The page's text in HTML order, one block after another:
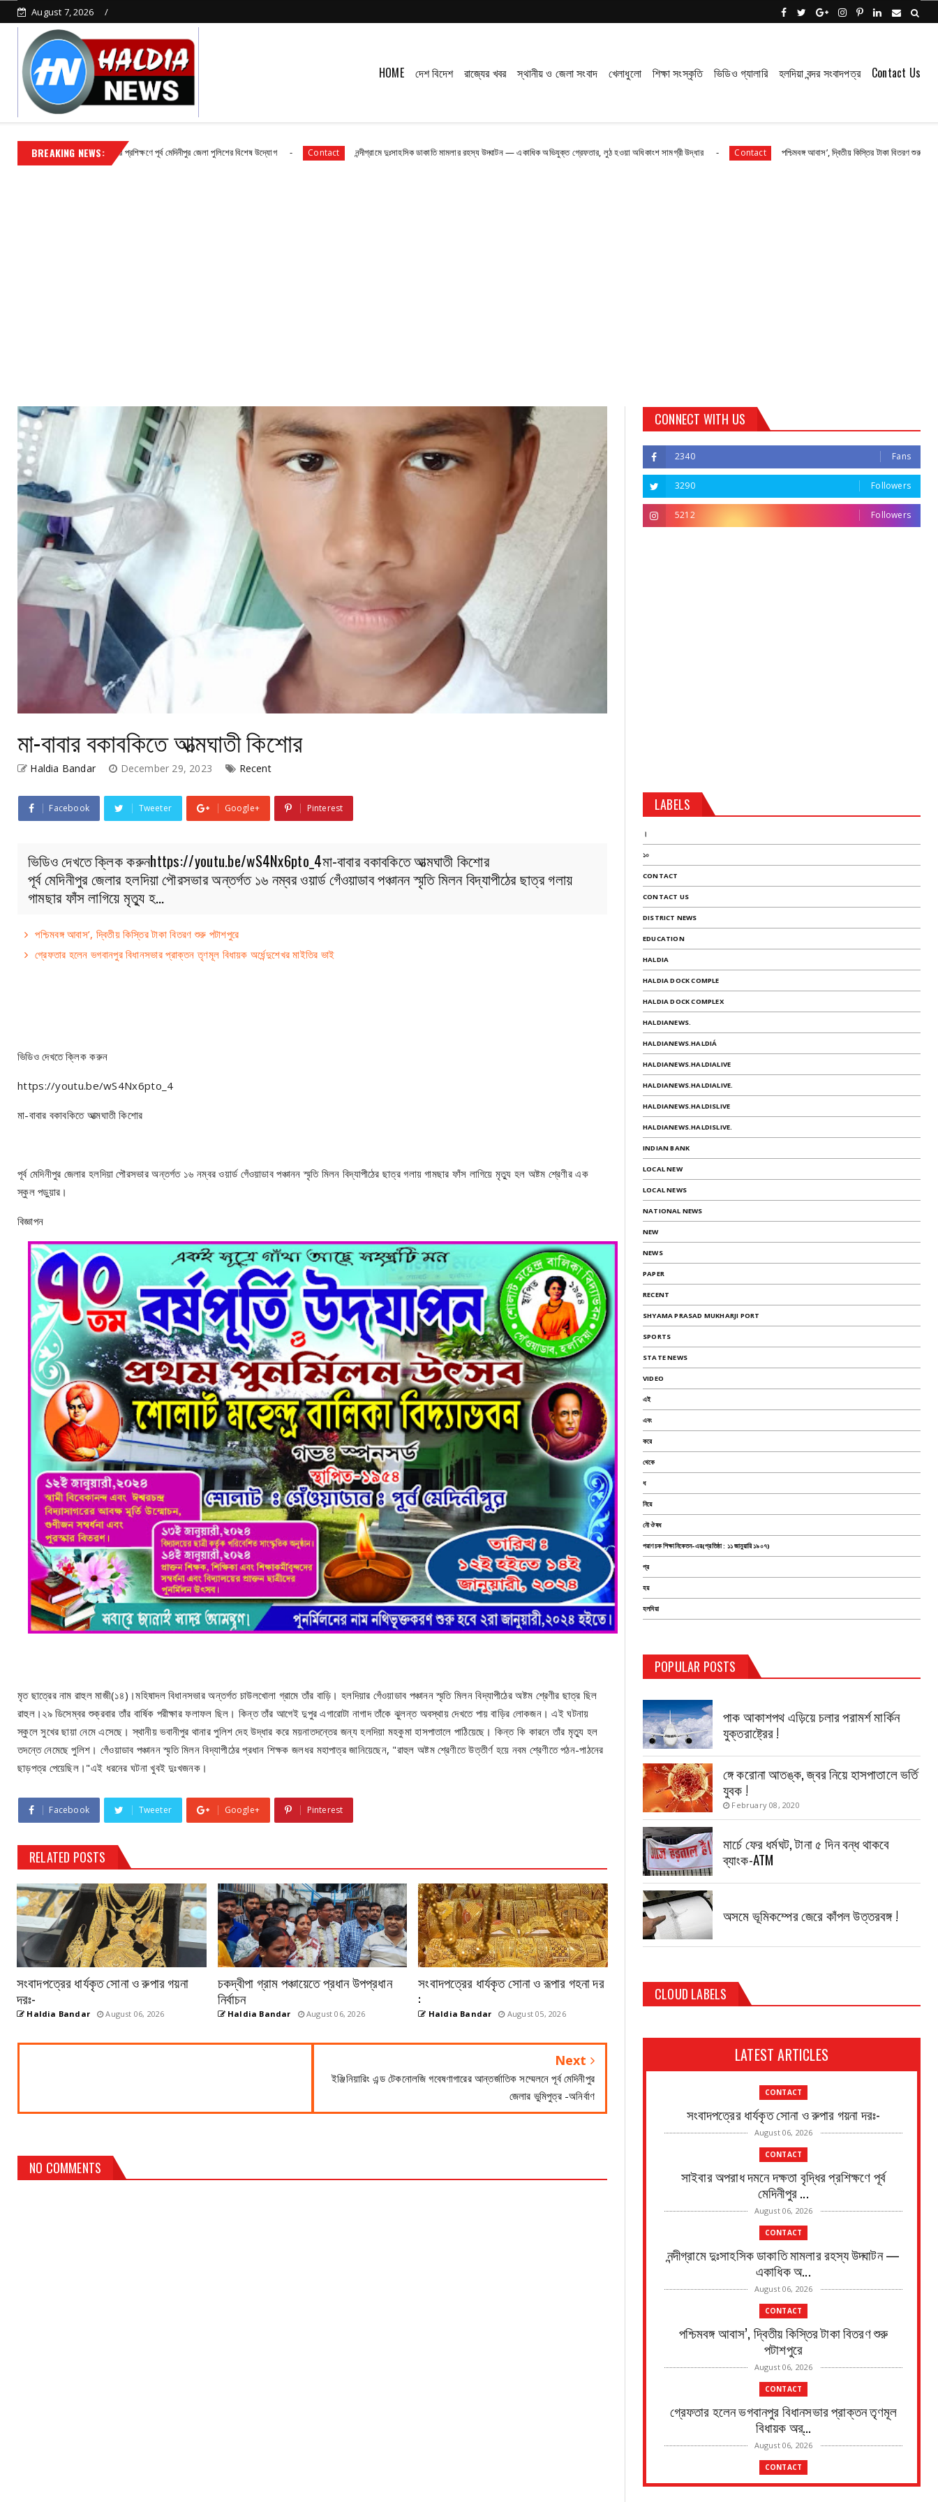
August 7, 2026
HOME দেশ বিদেশ রাজ্যের খবর স্থানীয় ও জেলা সংবাদ খেলাধুলো শিক্ষা সংস্কৃতি ভিডিও গ্যালারি হলদিয়া বন্দর সংবাদপত্র Contact Us
BREAKING NEWS:
দমনে দক্ষতা বৃদ্ধির প্রশিক্ষণে পূর্ব মেদিনীপুর জেলা পুলিশের বিশেষ উদ্যোগ Contact নন্দীগ্রামে দুঃসাহসিক ডাকাতি মামলার রহস্য উদ্ঘাটন — একাধিক অভিযুক্ত গ্রেফতার, লুঠ হওয়া অধিকাংশ সামগ্রী উদ্ধার Contact পশ্চিমবঙ্গ আবাস’, দ্বিতীয় কিস্তির টাকা বিতরণ শুরু পটাশপুরে
মা-বাবার বকাবকিতে আত্মঘাতী কিশোর
Haldia Bandar December 29, 2023 Recent
Facebook Tweeter Google+ Pinterest
ভিডিও দেখতে ক্লিক করুনhttps://youtu.be/wS4Nx6pto_4মা-বাবার বকাবকিতে আত্মঘাতী কিশোর
পূর্ব মেদিনীপুর জেলার হলদিয়া পৌরসভার অন্তর্গত ১৬ নম্বর ওয়ার্ড গেঁওয়াডাব পঞ্চানন স্মৃতি মিলন বিদ্যাপীঠের ছাত্র গলায়
গামছার ফাঁস লাগিয়ে মৃত্যু হ…
পশ্চিমবঙ্গ আবাস’, দ্বিতীয় কিস্তির টাকা বিতরণ শুরু পটাশপুরে
গ্রেফতার হলেন ভগবানপুর বিধানসভার প্রাক্তন তৃণমূল বিধায়ক অর্ধেন্দুশেখর মাইতির ভাই
ভিডিও দেখতে ক্লিক করুন
https://youtu.be/wS4Nx6pto_4
মা-বাবার বকাবকিতে আত্মঘাতী কিশোর
পূর্ব মেদিনীপুর জেলার হলদিয়া পৌরসভার অন্তর্গত ১৬ নম্বর ওয়ার্ড গেঁওয়াডাব পঞ্চানন স্মৃতি মিলন বিদ্যাপীঠের ছাত্র গলায় গামছার ফাঁস লাগিয়ে মৃত্যু হল অষ্টম শ্রেণীর এক
স্কুল পড়ুয়ার।
বিজ্ঞাপন
মৃত ছাত্রের নাম রাহুল মাজী(১৪)।মহিষাদল বিধানসভার অন্তর্গত চাউলখোলা গ্রামে তাঁর বাড়ি। হলদিয়ার গেঁওয়াডাব পঞ্চানন স্মৃতি মিলন বিদ্যাপীঠের অষ্টম শ্রেণীর ছাত্র ছিল
রাহুল।২৯ ডিসেম্বর শুক্রবার তাঁর বার্ষিক পরীক্ষার ফলাফল ছিল। কিন্ত তাঁর আগেই দুপুর এগারোটা নাগাদ তাঁকে ঝুলন্ত অবস্থায় দেখতে পায় বাড়ির লোকজন। এই ঘটনায়
স্কুলে সুখের ছায়া নেমে এসেছে। স্থানীয় ভবানীপুর থানার পুলিশ দেহ উদ্ধার করে ময়নাতদন্তের জন্য হলদিয়া মহকুমা হাসপাতালে পাঠিয়েছে। কিন্ত কি কারনে তাঁর মৃত্যু হল
তদন্তে নেমেছে পুলিশ। গেঁওয়াডাব পঞ্চানন স্মৃতি মিলন বিদ্যাপীঠের প্রধান শিক্ষক জলধর মহাপাত্র জানিয়েছেন, "রাহুল অষ্টম শ্রেণীতে উত্তীর্ণ হয়ে নবম শ্রেণীতে পঠন-পাঠনের
ছাড়পত্র পেয়েছিল।"এই ধরনের ঘটনা খুবই দুঃখজনক।
Facebook Tweeter Google+ Pinterest
RELATED POSTS
সংবাদপত্রের ধার্যকৃত সোনা ও রুপার গয়না
দরঃ-
Haldia Bandar August 06, 2026
চকদ্বীপা গ্রাম পঞ্চায়েতে প্রধান উপপ্রধান
নির্বাচন
Haldia Bandar August 06, 2026
সংবাদপত্রের ধার্যকৃত সোনা ও রূপার গহনা দর
:
Haldia Bandar August 05, 2026
Next
ইঞ্জিনিয়ারিং এন্ড টেকনোলজি গবেষণাগারের আন্তর্জাতিক সম্মেলনে পূর্ব মেদিনীপুর
জেলার ভুমিপুত্র -অনির্বাণ
NO COMMENTS
CONNECT WITH US
2340 Fans
3290 Followers
5212 Followers
LABELS
।
১০
CONTACT
CONTACT US
DISTRICT NEWS
EDUCATION
HALDIA
HALDIA DOCK COMPLE
HALDIA DOCK COMPLEX
HALDIANEWS.
HALDIANEWS.HALDIÁ
HALDIANEWS.HALDIALIVE
HALDIANEWS.HALDIALIVE.
HALDIANEWS.HALDISLIVE
HALDIANEWS.HALDISLIVE.
INDIAN BANK
LOCAL NEW
LOCAL NEWS
NATIONAL NEWS
NEW
NEWS
PAPER
RECENT
SHYAMA PRASAD MUKHARJI PORT
SPORTS
STATE NEWS
VIDEO
এই
এবং
করে
থেকে
ধ
নিয়ে
নৌ ঔষধ
পরাণচক শিক্ষানিকেতন-এর(প্রতিষ্ঠা : ১১ জানুয়ারি ১৯০৭)
প্র
হয়
হলদিয়া
POPULAR POSTS
TEST PAGE
পাক আকাশপথ এড়িয়ে চলার পরামর্শ মার্কিন
যুক্তরাষ্ট্রের !
ঙ্গে করোনা আতঙ্ক, জ্বর নিয়ে হাসপাতালে ভর্তি
যুবক !
February 08, 2020
মার্চে ফের ধর্মঘট, টানা ৫ দিন বন্ধ থাকবে
ব্যাংক-ATM
অসমে ভূমিকম্পের জেরে কাঁপল উত্তরবঙ্গ !
CLOUD LABELS
LATEST ARTICLES
CONTACT
সংবাদপত্রের ধার্যকৃত সোনা ও রুপার গয়না দরঃ-
August 06, 2026
CONTACT
সাইবার অপরাধ দমনে দক্ষতা বৃদ্ধির প্রশিক্ষণে পূর্ব
মেদিনীপুর ...
August 06, 2026
CONTACT
নন্দীগ্রামে দুঃসাহসিক ডাকাতি মামলার রহস্য উদ্ঘাটন —
একাধিক অ...
August 06, 2026
CONTACT
পশ্চিমবঙ্গ আবাস’, দ্বিতীয় কিস্তির টাকা বিতরণ শুরু
পটাশপুরে
August 06, 2026
CONTACT
গ্রেফতার হলেন ভগবানপুর বিধানসভার প্রাক্তন তৃণমূল
বিধায়ক অর্...
August 06, 2026
CONTACT
আবাস যোজনা দ্বিতীয় পর্যায়ে টাকা ১০০ জনের হাতে চেক